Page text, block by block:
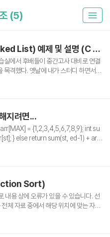
(5)
간단한 단방향 연결 리스트(Linked List) 예제 및 설명 (C 언어)
실에서 후배들이 중간고사 대비로 연결
목격했다. 옛날에 내가 스터디 하면서
서 구경이나 하면서 앉아만 있긴 지루
하라는 요청을 받았을 때 메모리 Hea
존 리스트에 붙이거나, 기존의 노드를
것이다. 자..
지려면...
= {1,2,3,4,5,6,7,8,9}; int su
} else return sum(st, ed-1) + arr
MAX-1)); } 위 소스코드는 흔하디
그 해..
Sort)
내용 상에 오류가 있을 수 있습니다. 선
체 자료 중에서 해당 위치에 맞는 자료
선택 정렬을 사용하여 특정 배열의 값